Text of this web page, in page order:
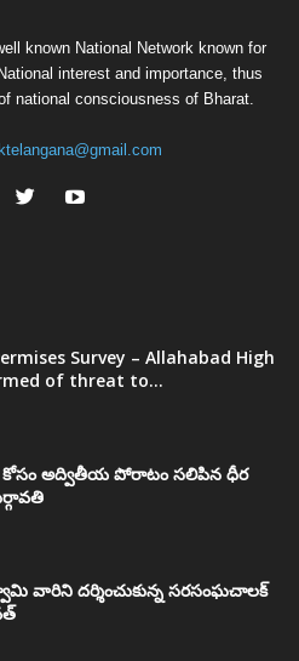
known National Network known for
interest and importance, thus
national consciousness of Bharat.
Survey – Allahabad High
of threat to...
అద్వితీయ పోరాటం సలిపిన ధీర
వారిని దర్శించుకున్న సరసంఘచాలక్